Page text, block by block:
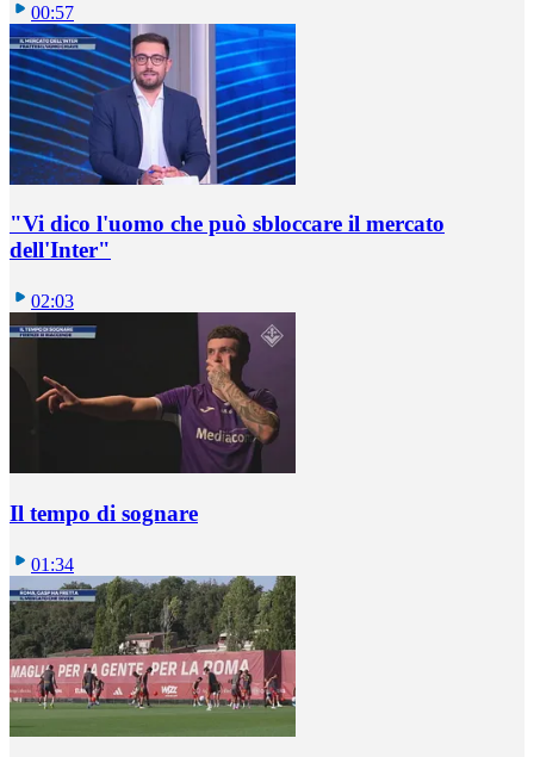
00:57
"Vi dico l'uomo che può sbloccare il mercato
dell'Inter"
02:03
Il tempo di sognare
01:34